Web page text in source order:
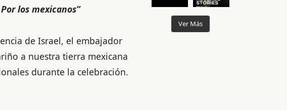
los mexicanos”
de Israel, el embajador
a nuestra tierra mexicana
durante la celebración.
Ver Más